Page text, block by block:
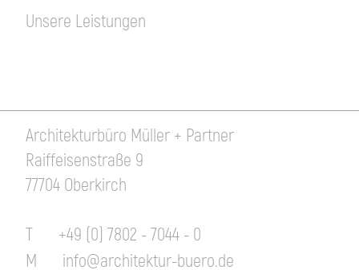
Unsere Leistungen
Architekturbüro Müller + Partner
Raiffeisenstraße 9
77704 Oberkirch
T
+49 (0) 7802 - 7044 - 0
M
info@architektur-buero.de